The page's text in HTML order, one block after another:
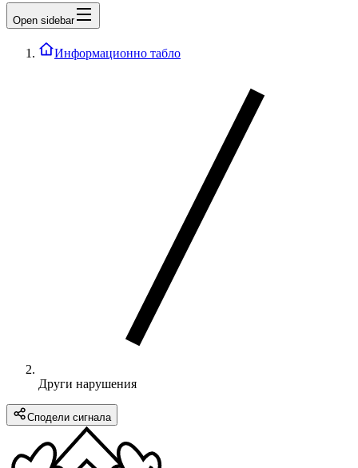
Open sidebar
Информационно табло
Други нарушения
Сподели сигнала